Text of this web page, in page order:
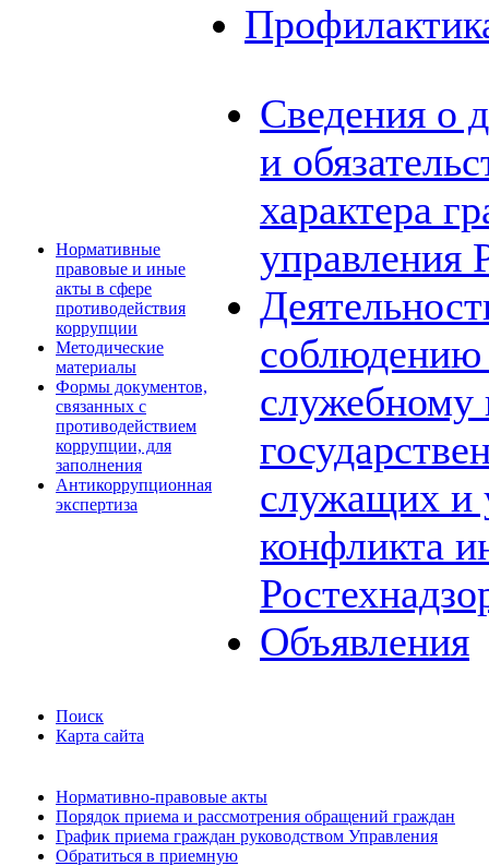
Нормативные
правовые и иные
акты в сфере
противодействия
коррупции
Методические
материалы
Формы документов,
связанных с
противодействием
коррупции, для
заполнения
Антикоррупционная
экспертиза
Сведения о
и
характера
управления
соблюдению
служебному
служащих и
конфликта
Объявления
Поиск
Карта сайта
Нормативно-правовые акты
Порядок приема и рассмотрения обращений граждан
График приема граждан руководством Управления
Обратиться в приемную